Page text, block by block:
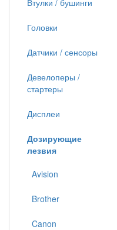
Втулки / бушинги
Головки
Датчики / сенсоры
Девелоперы /
стартеры
Дисплеи
Дозирующие
лезвия
Avision
Brother
Canon